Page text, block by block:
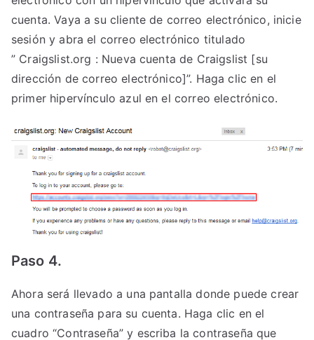
cuenta. Vaya a su cliente de correo electrónico, inicie
sesión y abra el correo electrónico titulado
” Craigslist.org : Nueva cuenta de Craigslist [su
dirección de correo electrónico]”. Haga clic en el
primer hipervínculo azul en el correo electrónico.
Paso 4.
Ahora será llevado a una pantalla donde puede crear
una contraseña para su cuenta. Haga clic en el
cuadro “Contraseña” y escriba la contraseña que